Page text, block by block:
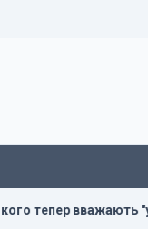
"ухилянтами"